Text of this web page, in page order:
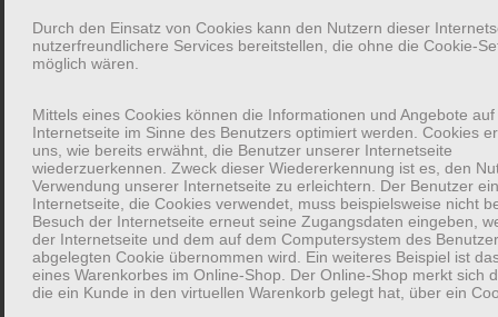
wohl fühlen und die für sie eine Rolle gespielt haben.
Geschlossene Fragen hingegen erzeugen das Gefühl,
Das liegt oft daran, dass eine geschlossene Frage ein Ja oder
Nein verlangt. Zusätzlich wird häufig im Vorfeld eine Erklärung
zur Frage eingebunden. Dieser Kontext setzt einen Rahmen, in
dem das Gespräch stattfindet, auch wenn die Antwortenden
eigentlich andere Schwerpunkte gesetzt hätten. Hierdurch wird
das Gespräch zwar geleitet aber nicht notwendigerweise positiv
Durch den Einsatz von Cookies kann den Nutzern dieser
nutzerfreundlichere Services bereitstellen, die ohne die Cookie-
möglich wären.
Mittels eines Cookies können die Informationen und Angebote
Internetseite im Sinne des Benutzers optimiert werden. Cookies
uns, wie bereits erwähnt, die Benutzer unserer Internetseite
wiederzuerkennen. Zweck dieser Wiedererkennung ist es, den
Verwendung unserer Internetseite zu erleichtern. Der Benutzer
Internetseite, die Cookies verwendet, muss beispielsweise nicht
Besuch der Internetseite erneut seine Zugangsdaten eingeben,
der Internetseite und dem auf dem Computersystem des
abgelegten Cookie übernommen wird. Ein weiteres Beispiel ist
eines Warenkorbes im Online-Shop. Der Online-Shop merkt sich
die ein Kunde in den virtuellen Warenkorb gelegt hat, über ein